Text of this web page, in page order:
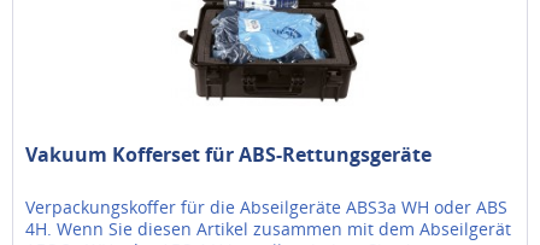
Vakuum Kofferset für ABS-Rettungsgeräte
Verpackungskoffer für die Abseilgeräte ABS3a WH oder ABS
4H. Wenn Sie diesen Artikel zusammen mit dem Abseilgerät